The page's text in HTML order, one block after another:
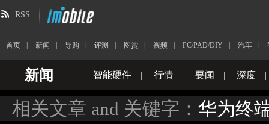
RSS
首页 新闻 导购 评测 图赏 视频 PC/PAD/DIY 汽车
新闻 智能硬件 | 行情 | 要闻 | 深度 |
相关文章 and 关键字： 华为终